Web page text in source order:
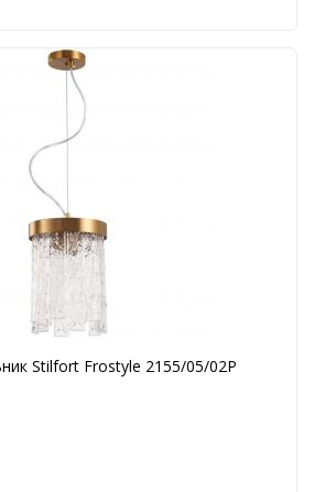
Stilfort Frostyle 2155/05/02P